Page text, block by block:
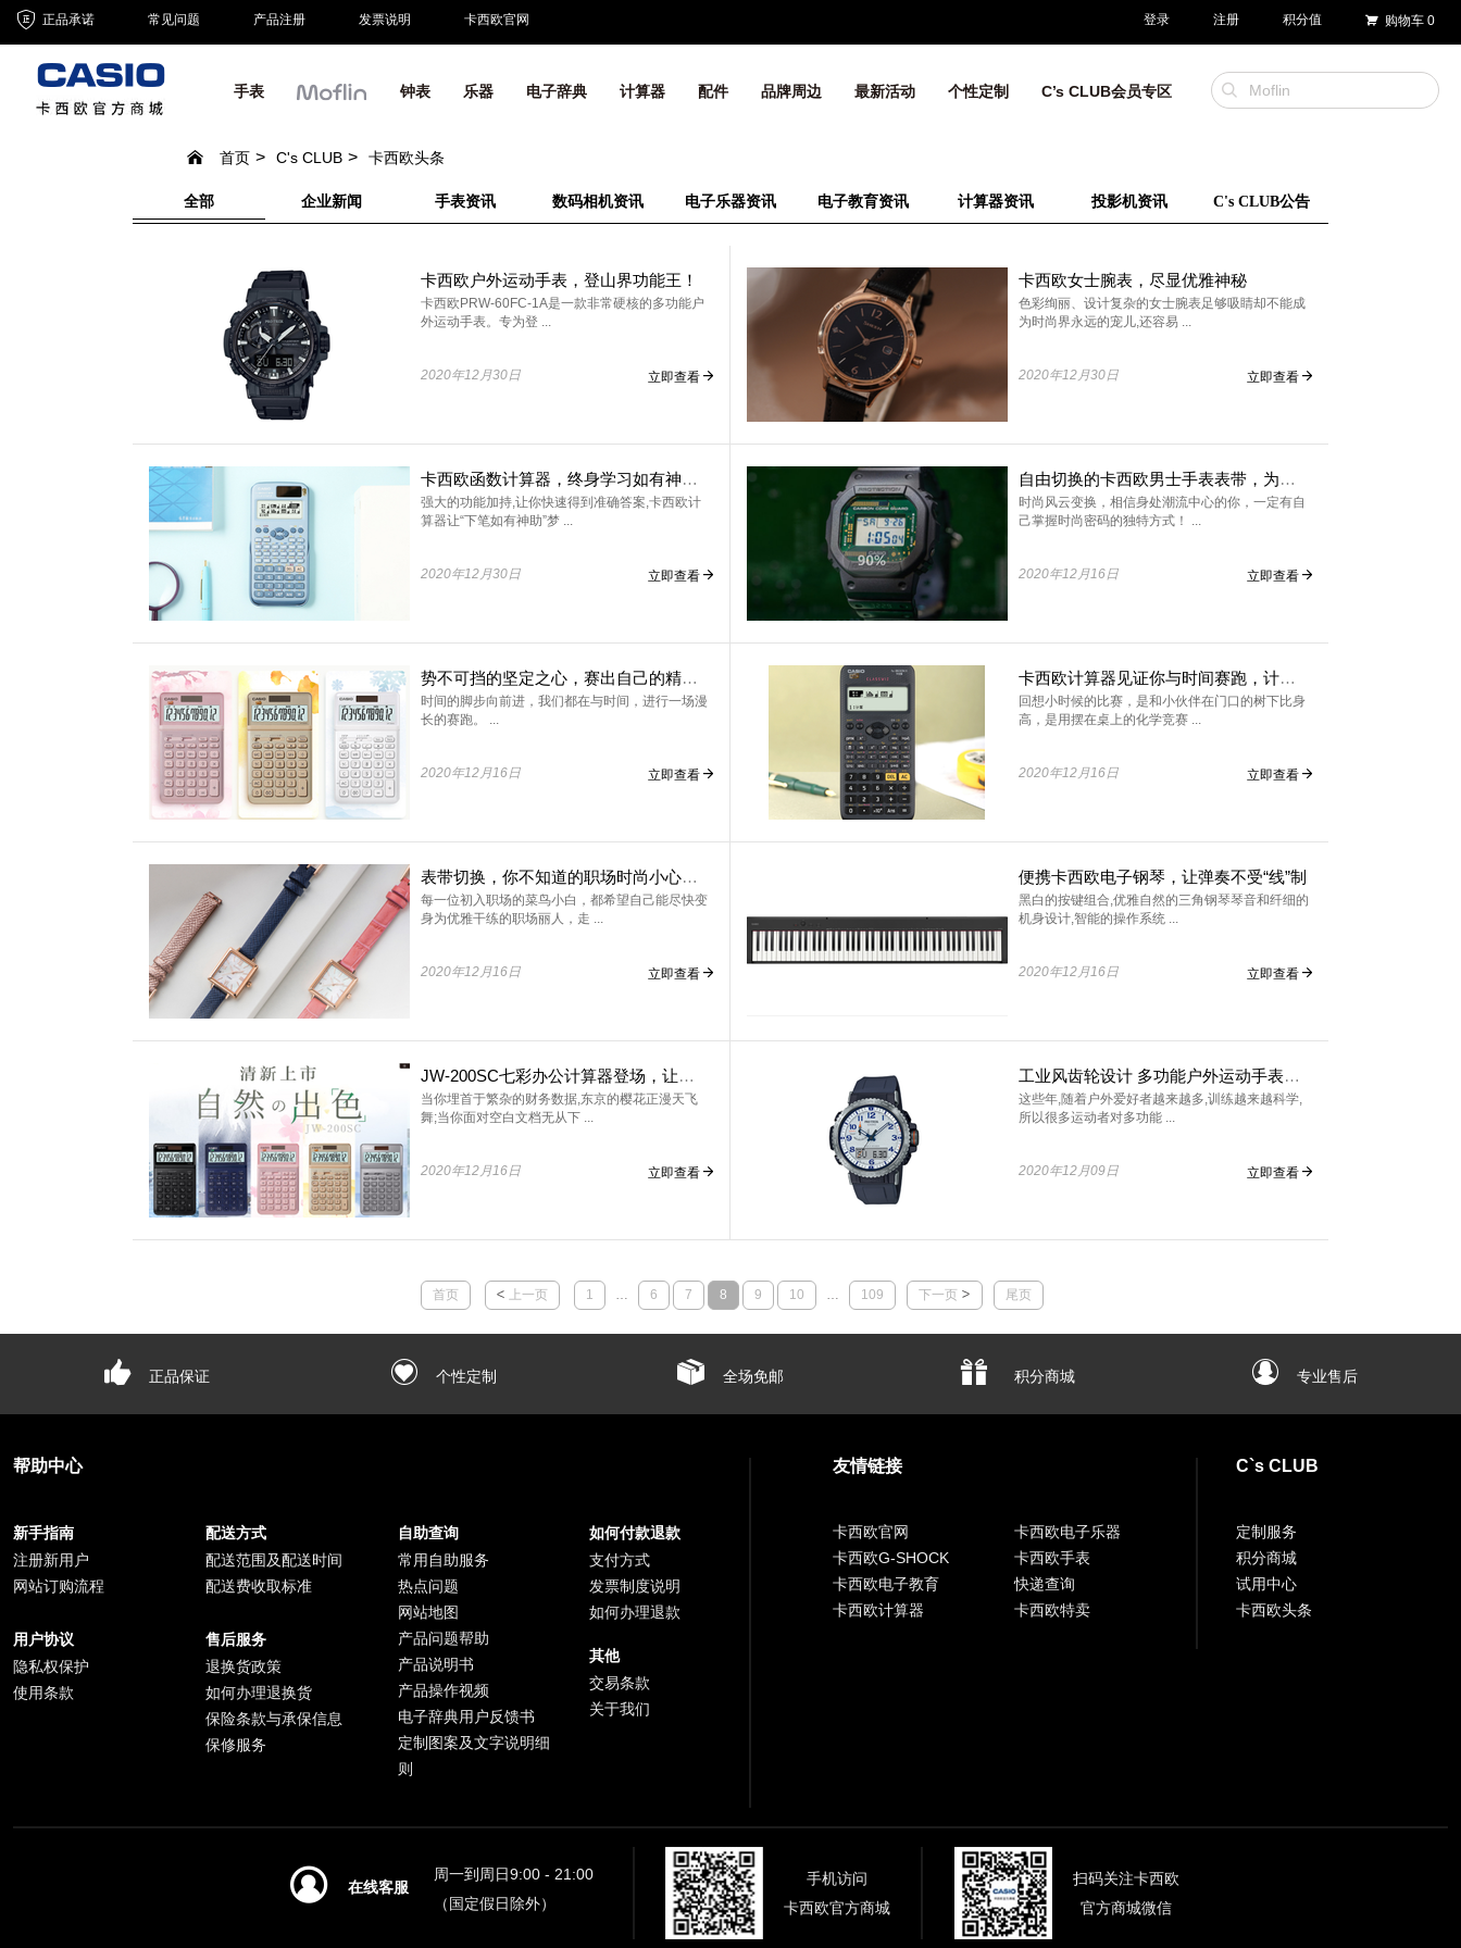
正品承诺 常见问题 产品注册 发票说明 卡西欧官网 登录 注册 积分值 购物车 0
手表 钟表 乐器 电子辞典 计算器 配件 品牌周边 最新活动 个性定制 C’s CLUB会员专区
首页 C's CLUB 卡西欧头条
全部 企业新闻 手表资讯 数码相机资讯 电子乐器资讯 电子教育资讯 计算器资讯 投影机资讯 C's CLUB公告
卡西欧户外运动手表，登山界功能王！
卡西欧PRW-60FC-1A是一款非常硬核的多功能户
外运动手表。专为登 ...
2020年12月30日 立即查看
卡西欧女士腕表，尽显优雅神秘
色彩绚丽、设计复杂的女士腕表足够吸睛却不能成
为时尚界永远的宠儿,还容易 ...
2020年12月30日 立即查看
卡西欧函数计算器，终身学习如有神助！
强大的功能加持,让你快速得到准确答案,卡西欧计
算器让“下笔如有神助”梦 ...
2020年12月30日 立即查看
自由切换的卡西欧男士手表表带，为你带来不一样的时尚体验
时尚风云变换，相信身处潮流中心的你，一定有自
己掌握时尚密码的独特方式！ ...
2020年12月16日 立即查看
势不可挡的坚定之心，赛出自己的精彩！
时间的脚步向前进，我们都在与时间，进行一场漫
长的赛跑。 ...
2020年12月16日 立即查看
卡西欧计算器见证你与时间赛跑，计算人生，把握人生！
回想小时候的比赛，是和小伙伴在门口的树下比身
高，是用摆在桌上的化学竞赛 ...
2020年12月16日 立即查看
表带切换，你不知道的职场时尚小心机！
每一位初入职场的菜鸟小白，都希望自己能尽快变
身为优雅干练的职场丽人，走 ...
2020年12月16日 立即查看
便携卡西欧电子钢琴，让弹奏不受“线”制
黑白的按键组合,优雅自然的三角钢琴琴音和纤细的
机身设计,智能的操作系统 ...
2020年12月16日 立即查看
JW-200SC七彩办公计算器登场，让工作自然出「色」
当你埋首于繁杂的财务数据,东京的樱花正漫天飞
舞;当你面对空白文档无从下 ...
2020年12月16日 立即查看
工业风齿轮设计 多功能户外运动手表引领前行
这些年,随着户外爱好者越来越多,训练越来越科学,
所以很多运动者对多功能 ...
2020年12月09日 立即查看
首页 上一页 1 … 6 7 8 9 10 … 109 下一页 尾页
正品保证 个性定制 全场免邮 积分商城 专业售后
帮助中心
新手指南
注册新用户
网站订购流程
用户协议
隐私权保护
使用条款
配送方式
配送范围及配送时间
配送费收取标准
售后服务
退换货政策
如何办理退换货
保险条款与承保信息
保修服务
自助查询
常用自助服务
热点问题
网站地图
产品问题帮助
产品说明书
产品操作视频
电子辞典用户反馈书
定制图案及文字说明细
则
如何付款退款
支付方式
发票制度说明
如何办理退款
其他
交易条款
关于我们
友情链接
卡西欧官网
卡西欧G-SHOCK
卡西欧电子教育
卡西欧计算器
卡西欧电子乐器
卡西欧手表
快递查询
卡西欧特卖
C`s CLUB
定制服务
积分商城
试用中心
卡西欧头条
在线客服
周一到周日9:00 - 21:00
（国定假日除外）
手机访问
卡西欧官方商城
扫码关注卡西欧
官方商城微信